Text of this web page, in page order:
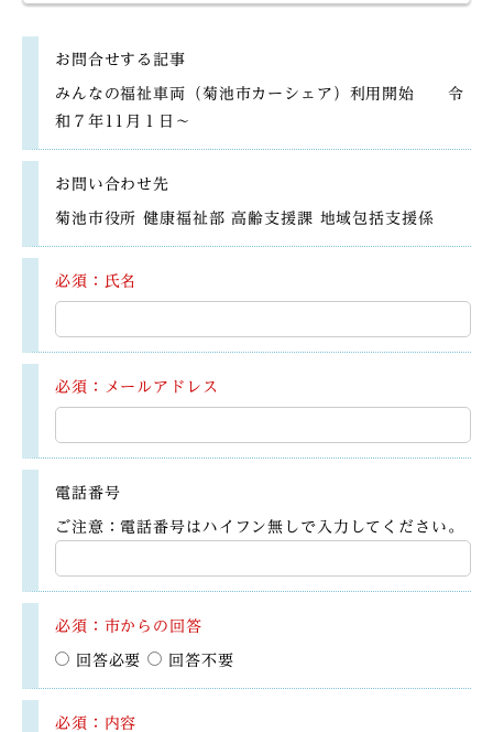
お問合せする記事
みんなの福祉車両（菊池市カーシェア）利用開始 令
和７年11月１日～
お問い合わせ先
菊池市役所 健康福祉部 高齢支援課 地域包括支援係
必須：氏名
必須：メールアドレス
電話番号
ご注意：電話番号はハイフン無しで入力してください。
必須：市からの回答
回答必要 回答不要
必須：内容